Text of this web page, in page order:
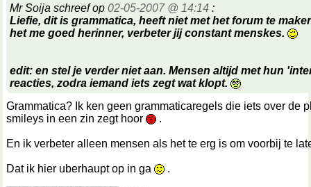
Mr Soija schreef op 02-05-2007 @ 14:14 :
Liefie, dit is grammatica, heeft niet met het forum te
het me goed herinner, verbeter jij constant menskes.
edit: en stel je verder niet aan. Mensen altijd met hun
reacties, zodra iemand iets zegt wat klopt.
Grammatica? Ik ken geen grammaticaregels die iets over de
smileys in een zin zegt hoor
.
En ik verbeter alleen mensen als het te erg is om voorbij te
Dat ik hier uberhaupt op in ga
.